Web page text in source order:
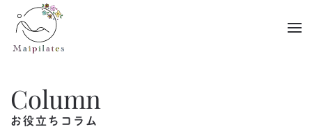
Skip to main content
Column
お役立ちコラム